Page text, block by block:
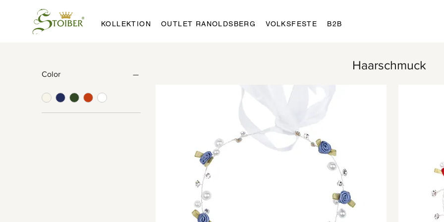
KOLLEKTION OUTLET RANOLDSBERG VOLKSFESTE B2B
Color
Haarschmuck